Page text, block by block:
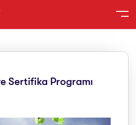
Sertifika Programı